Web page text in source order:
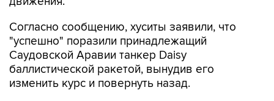
Согласно сообщению, хуситы заявили, что
"успешно" поразили принадлежащий
Саудовской Аравии танкер Daisy
баллистической ракетой, вынудив его
изменить курс и повернуть назад.